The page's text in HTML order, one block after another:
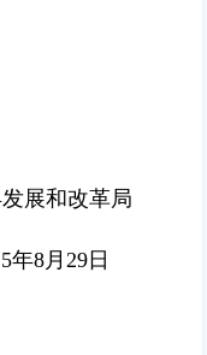
展和改革局
月29日